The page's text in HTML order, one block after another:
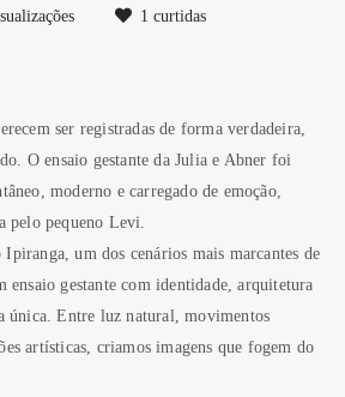
1 curtidas
ser registradas de forma verdadeira,
O ensaio gestante da Julia e Abner foi
moderno e carregado de emoção,
pelo pequeno Levi.
um dos cenários mais marcantes de
ensaio gestante com identidade, arquitetura
única. Entre luz natural, movimentos
artísticas, criamos imagens que fogem do